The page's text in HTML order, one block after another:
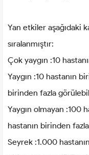
Yan etkiler aşağıdaki
sıralanmıştır:
Çok yaygın :10
Yaygın :10 hastanın
birinden fazla
Yaygın olmayan :100
hastanın birinden
Seyrek :1.000